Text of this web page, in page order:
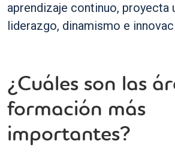
aprendizaje continuo, proyecta
liderazgo, dinamismo e
¿Cuáles son las
formación más
importantes?